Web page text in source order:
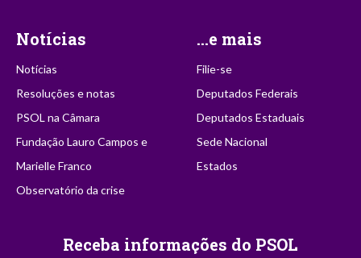
Notícias
Notícias
Resoluções e notas
PSOL na Câmara
Fundação Lauro Campos e
Marielle Franco
Observatório da crise
...e mais
Filie-se
Deputados Federais
Deputados Estaduais
Sede Nacional
Estados
Receba informações do PSOL